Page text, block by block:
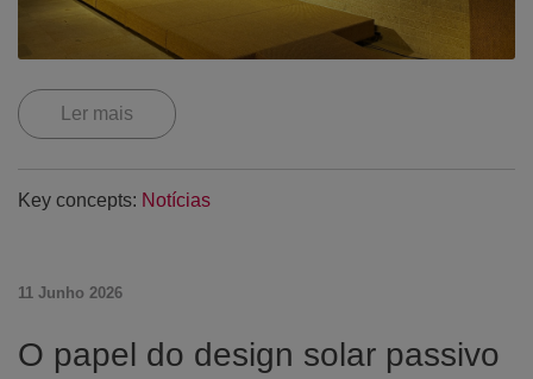
Ler mais
Key concepts: Notícias
11 Junho 2026
O papel do design solar passivo